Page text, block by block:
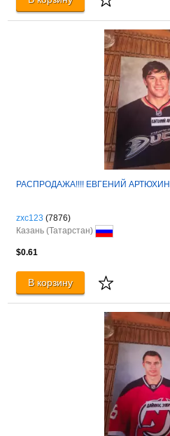
РАСПРОДАЖА!!!! ЕВГЕНИЙ АРТЮХИН
zxc123 (7876)
Казань (Татарстан)
$0.61
В корзину